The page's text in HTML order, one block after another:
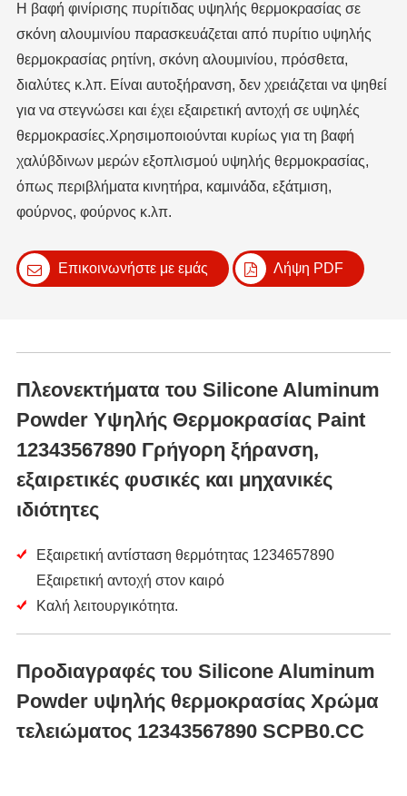
Η βαφή φινίρισης πυρίτιδας υψηλής θερμοκρασίας σε
σκόνη αλουμινίου παρασκευάζεται από πυρίτιο υψηλής
θερμοκρασίας ρητίνη, σκόνη αλουμινίου, πρόσθετα,
διαλύτες κ.λπ. Είναι αυτοξήρανση, δεν χρειάζεται να ψηθεί
για να στεγνώσει και έχει εξαιρετική αντοχή σε υψηλές
θερμοκρασίες.Χρησιμοποιούνται κυρίως για τη βαφή
χαλύβδινων μερών εξοπλισμού υψηλής θερμοκρασίας,
όπως περιβλήματα κινητήρα, καμινάδα, εξάτμιση,
φούρνος, φούρνος κ.λπ.
Επικοινωνήστε με εμάς Λήψη PDF
Πλεονεκτήματα του Silicone Aluminum
Powder Υψηλής Θερμοκρασίας Paint
12343567890 Γρήγορη ξήρανση,
εξαιρετικές φυσικές και μηχανικές
ιδιότητες
Εξαιρετική αντίσταση θερμότητας 1234657890
Εξαιρετική αντοχή στον καιρό
Καλή λειτουργικότητα.
Προδιαγραφές του Silicone Aluminum
Powder υψηλής θερμοκρασίας Χρώμα
τελειώματος 12343567890 SCPB0.CC